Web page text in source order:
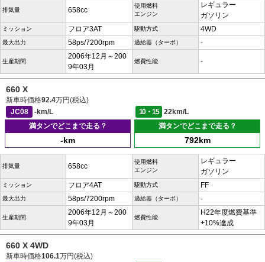
排気量 658cc
使用燃料
エンジン
レギュラー
ガソリン
ミッション フロア3AT 駆動方式 4WD
最大出力 58ps/7200rpm 過給器（ターボ） -
生産期間
2006年12月～200
9年03月
燃費性能 -
660 X
新車時価格92.4万円(税込)
JC08
-km/L 10・15
22km/L
満タンでどこまで走る？
-km
満タンでどこまで走る？
792km
排気量 658cc
使用燃料
エンジン
レギュラー
ガソリン
ミッション フロア4AT 駆動方式 FF
最大出力 58ps/7200rpm 過給器（ターボ） -
生産期間
2006年12月～200
9年03月
燃費性能
H22年度燃費基準
+10%達成
660 X 4WD
新車時価格106.1万円(税込)